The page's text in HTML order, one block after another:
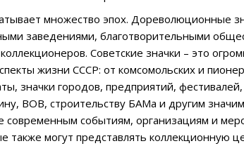
множество эпох. Дореволюционные
заведениями, благотворительными
Советские значки – это
жизни СССР: от комсомольских и
значки городов, предприятий,
ВОВ, строительству БАМа и другим
современным событиям, организациям и
также могут представлять коллекционную